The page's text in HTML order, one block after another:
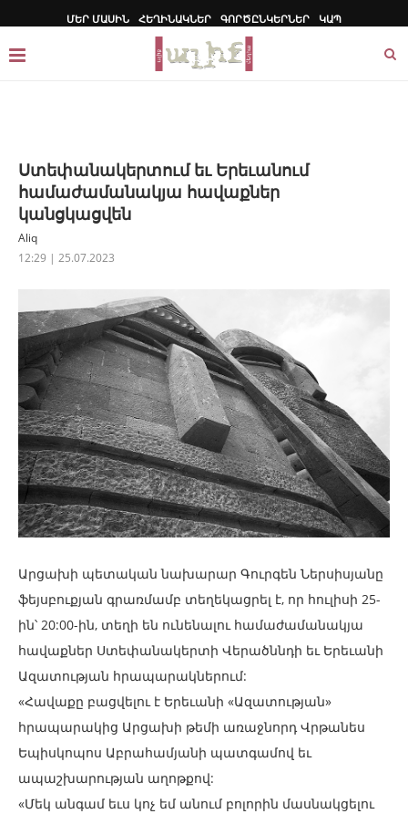
ՄԵՐ ՄԱՍԻՆ ՀԵՂԻՆԱԿՆԵՐ ԳՈՐԾԸՆԿԵՐՆԵՐ ԿԱՊ
Ստեփանակերտում եւ Երեւանում
համաժամանակյա հավաքներ
կանցկացվեն
Aliq
12:29 | 25.07.2023
Արցախի պետական նախարար Գուրգեն Ներսիսյանը
ֆեյսբուքյան գրառմամբ տեղեկացրել է, որ հուլիսի 25-
ին՝ 20:00-ին, տեղի են ունենալու համաժամանակյա
հավաքներ Ստեփանակերտի Վերածննդի եւ Երեւանի
Ազատության հրապարակներում:
«Հավաքը բացվելու է Երեւանի «Ազատության»
հրապարակից Արցախի թեմի առաջնորդ Վրթանես
Եպիսկոպոս Աբրահամյանի պատգամով եւ
ապաշխարության աղոթքով:
«Մեկ անգամ եւս կոչ եմ անում բոլորին մասնակցելու